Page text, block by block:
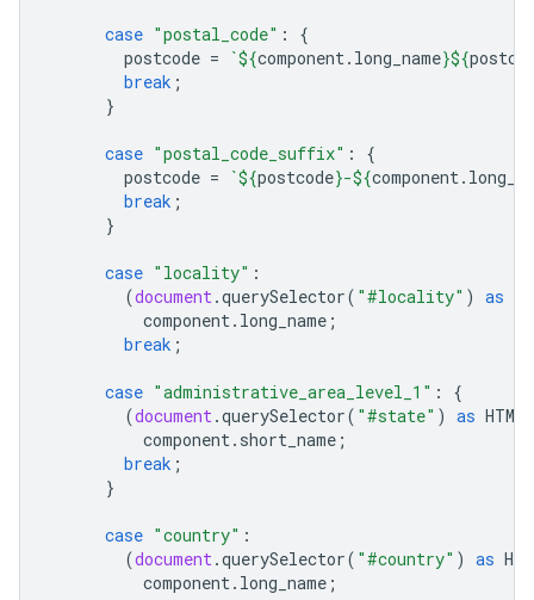
case "postal_code" :
{
postcode = `${component. long_name}${
break ;
}
case "postal_code_suffix" :
{
postcode = `${postcode}-${component.
break ;
}
case "locality" :
(document.querySelector( "#locality" ) as
component. long_name ;
break ;
case "administrative_area_level_1" :
{
(document.querySelector( "#state" ) as
component. short_name ;
break ;
}
case "country" :
(document.querySelector( "#country" ) as
component. long_name ;